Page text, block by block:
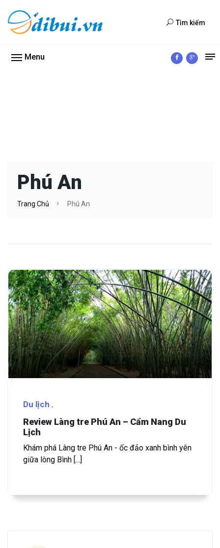
Tìm kiếm
Menu
Phú An
Trang Chủ Phú An
Du lịch
Review Làng tre Phú An – Cẩm Nang Du
Lịch
Khám phá Làng tre Phú An - ốc đảo xanh bình yên
giữa lòng Bình [...]